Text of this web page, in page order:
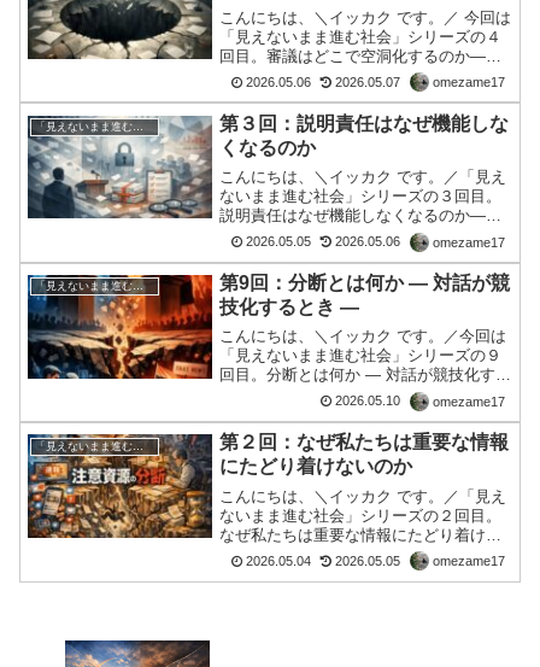
こんにちは、＼イッカク です。／ 今回は
「見えないまま進む社会」シリーズの４
回目。審議はどこで空洞化するのか——
プロセスが残り、中身が消えるとき私た
ちは、「議論は行われている」という状
態に日常的に接している。国会審議、委
員会での質疑、各種の...
2026.05.06 2026.05.07 omezame17
第３回：説明責任はなぜ機能しな
くなるのか
こんにちは、＼イッカク です。／「見え
ないまま進む社会」シリーズの３回目。
説明責任はなぜ機能しなくなるのか——
形式化するアカウンタビリティ私たちは
日々、「説明はなされている」という状
況に接している。記者会見、公式発表、
質疑応答。形式としての...
2026.05.05 2026.05.06 omezame17
「見えないまま進む社会」シリーズ
第9回：分断とは何か ― 対話が競
技化するとき ―
こんにちは、＼イッカク です。／今回は
「見えないまま進む社会」シリーズの９
回目。分断とは何か ― 対話が競技化する
とき ―前回、私はこう書いた。現実の分
裂とは、世界が壊れたというより、「同
じ現実を共有できる」という前提そのも
のが、揺らぎ始め...
2026.05.10 omezame17
「見えないまま進む社会」シリーズ
第２回：なぜ私たちは重要な情報
にたどり着けないのか
こんにちは、＼イッカク です。／「見え
ないまま進む社会」シリーズの２回目。
なぜ私たちは重要な情報にたどり着けな
いのか——注意資源の分断という問題最
近、ふと違和感を覚えることが増えまし
2026.05.04 2026.05.05 omezame17